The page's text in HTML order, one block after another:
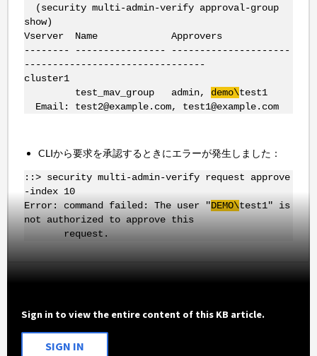
(security multi-admin-verify approval-group
show)
Vserver Name Approvers
-------- ---------------- ---------------------
--------------------------------
cluster1
test_mav_group admin, demo\test1
Email: test2@example.com, test1@example.com
CLIから要求を承認するときにエラーが発生しました：
::> security multi-admin-verify request approve
-index 10
Error: command failed: The user "DEMO\test1" is
not authorized to approve this
request.
Sign in to view the entire content of this KB article.
SIGN IN